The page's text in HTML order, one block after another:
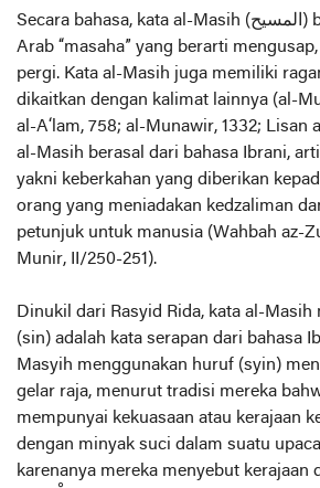
Secara bahasa, kata al-Masih (المسيح) berasal dari akar kata
Arab “masaha” yang berarti
pergi. Kata al-Masih juga memiliki
dikaitkan dengan kalimat lainnya (al-
al-A‘lam, 758; al-Munawir, 1332; Lisan
al-Masih berasal dari bahasa Ibrani,
yakni keberkahan yang diberikan
orang yang meniadakan kedzaliman
petunjuk untuk manusia (Wahbah az-
Munir, II/250-251).
Dinukil dari Rasyid Rida, kata al-
(sin) adalah kata serapan dari bahasa
Masyih menggunakan huruf (syin)
gelar raja, menurut tradisi mereka
mempunyai kekuasaan atau kerajaan
dengan minyak suci dalam suatu
karenanya mereka menyebut kerajaan